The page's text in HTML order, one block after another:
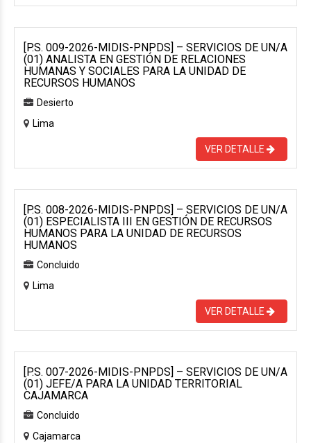
[P.S. 009-2026-MIDIS-PNPDS] – SERVICIOS DE UN/A
(01) ANALISTA EN GESTIÓN DE RELACIONES
HUMANAS Y SOCIALES PARA LA UNIDAD DE
RECURSOS HUMANOS
Desierto
Lima
VER DETALLE
[P.S. 008-2026-MIDIS-PNPDS] – SERVICIOS DE UN/A
(01) ESPECIALISTA III EN GESTIÓN DE RECURSOS
HUMANOS PARA LA UNIDAD DE RECURSOS
HUMANOS
Concluido
Lima
VER DETALLE
[P.S. 007-2026-MIDIS-PNPDS] – SERVICIOS DE UN/A
(01) JEFE/A PARA LA UNIDAD TERRITORIAL
CAJAMARCA
Concluido
Cajamarca